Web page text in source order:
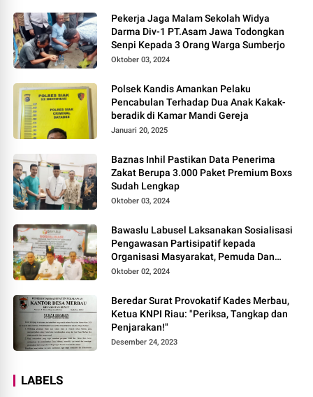
Pekerja Jaga Malam Sekolah Widya
Darma Div-1 PT.Asam Jawa Todongkan
Senpi Kepada 3 Orang Warga Sumberjo
Oktober 03, 2024
Polsek Kandis Amankan Pelaku
Pencabulan Terhadap Dua Anak Kakak-
beradik di Kamar Mandi Gereja
Januari 20, 2025
Baznas Inhil Pastikan Data Penerima
Zakat Berupa 3.000 Paket Premium Boxs
Sudah Lengkap
Oktober 03, 2024
Bawaslu Labusel Laksanakan Sosialisasi
Pengawasan Partisipatif kepada
Organisasi Masyarakat, Pemuda Dan
Agama Pada pilkada Serentak 2024
Oktober 02, 2024
Beredar Surat Provokatif Kades Merbau,
Ketua KNPI Riau: "Periksa, Tangkap dan
Penjarakan!"
Desember 24, 2023
LABELS